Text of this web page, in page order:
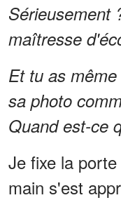
Sérieusement
maîtresse
Et tu as
sa photo
Quand est-ce
Je fixe la
main s'est